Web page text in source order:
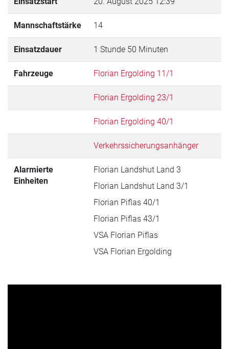
Mannschaftstärke 14
Einsatzdauer 1 Stunde 50 Minuten
Fahrzeuge Florian Ergolding 11/1
Florian Ergolding 23/1
Florian Ergolding 40/1
Verkehrssicherungsanhänger
Alarmierte
Einheiten
Florian Landshut Land 3
Florian Landshut Land 3/1
Florian Piflas 40/1
Florian Piflas 43/1
VSA Florian Piflas
VSA Florian Ergolding